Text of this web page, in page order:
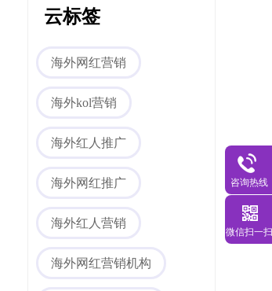
海外网红营销
云标签
海外网红营销
海外kol营销
海外红人推广
海外网红推广
海外红人营销
海外网红营销机构
咨询热线
微信扫一扫